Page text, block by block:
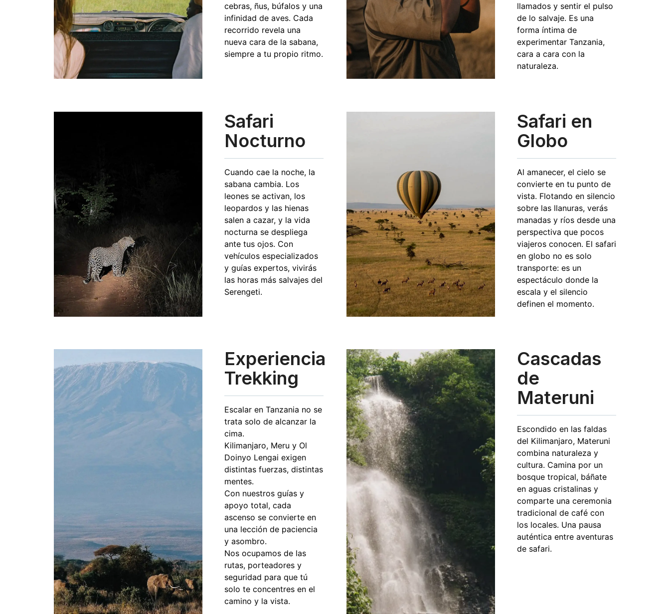
cebras, ñus, búfalos y una
infinidad de aves. Cada
recorrido revela una
nueva cara de la sabana,
siempre a tu propio ritmo.
llamados y sentir el pulso
de lo salvaje. Es una
forma íntima de
experimentar Tanzania,
cara a cara con la
naturaleza.
Safari
Nocturno
Cuando cae la noche, la
sabana cambia. Los
leones se activan, los
leopardos y las hienas
salen a cazar, y la vida
nocturna se despliega
ante tus ojos. Con
vehículos especializados
y guías expertos, vivirás
las horas más salvajes del
Serengeti.
Safari en
Globo
Al amanecer, el cielo se
convierte en tu punto de
vista. Flotando en silencio
sobre las llanuras, verás
manadas y ríos desde una
perspectiva que pocos
viajeros conocen. El safari
en globo no es solo
transporte: es un
espectáculo donde la
escala y el silencio
definen el momento.
Experiencia
Trekking
Escalar en Tanzania no se
trata solo de alcanzar la
cima.
Kilimanjaro, Meru y Ol
Doinyo Lengai exigen
distintas fuerzas, distintas
mentes.
Con nuestros guías y
apoyo total, cada
ascenso se convierte en
una lección de paciencia
y asombro.
Nos ocupamos de las
rutas, porteadores y
seguridad para que tú
solo te concentres en el
camino y la vista.
Cascadas
de
Materuni
Escondido en las faldas
del Kilimanjaro, Materuni
combina naturaleza y
cultura. Camina por un
bosque tropical, báñate
en aguas cristalinas y
comparte una ceremonia
tradicional de café con
los locales. Una pausa
auténtica entre aventuras
de safari.